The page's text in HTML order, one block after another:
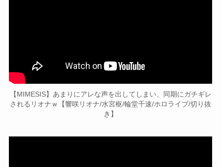
【MIMESIS】あまりにアレな声を出してしまい、同期にガチギレ
されるリオナｗ【響咲リオナ/水宮枢/輪堂千速/ホロライブ/切り抜
き】